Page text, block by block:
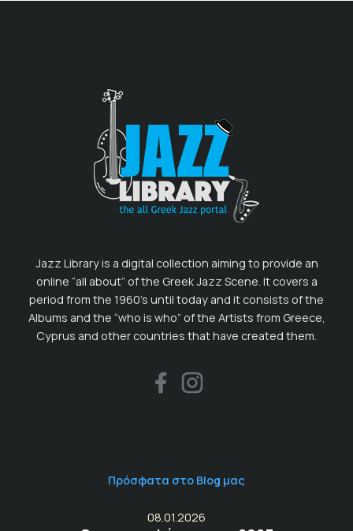
Jazz Library is a digital collection aiming to provide an
online “all about” of the Greek Jazz Scene. It covers a
period from the 1960’s until today and it consists of the
Albums and the “who is who” of the Artists from Greece,
Cyprus and other countries that have created them.
Πρόσφατα στο Blog μας
08.01.2026